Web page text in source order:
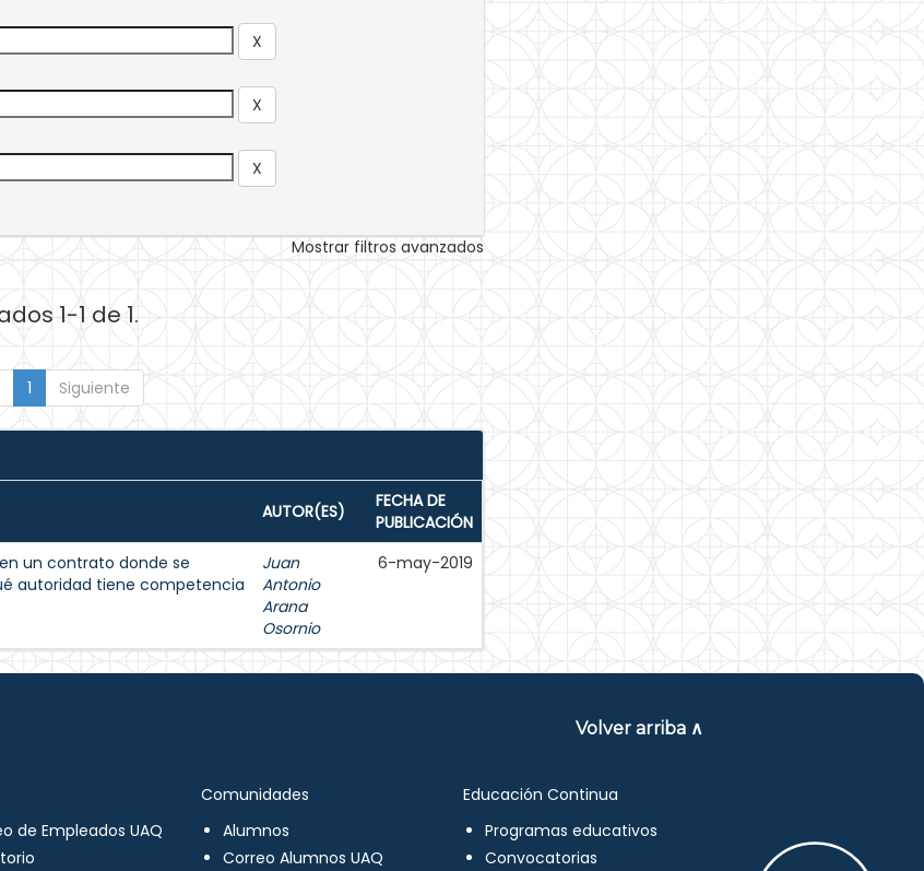
Mostrar filtros avanzados
1-1 de 1.
1 Siguiente
AUTOR(ES)
FECHA DE
PUBLICACIÓN
un contrato donde se
autoridad tiene competencia
Juan
Antonio
Arana
Osornio
6-may-2019
Volver arriba ∧
de Empleados UAQ
Comunidades
Alumnos
Correo Alumnos UAQ
Educación Continua
Programas educativos
Convocatorias